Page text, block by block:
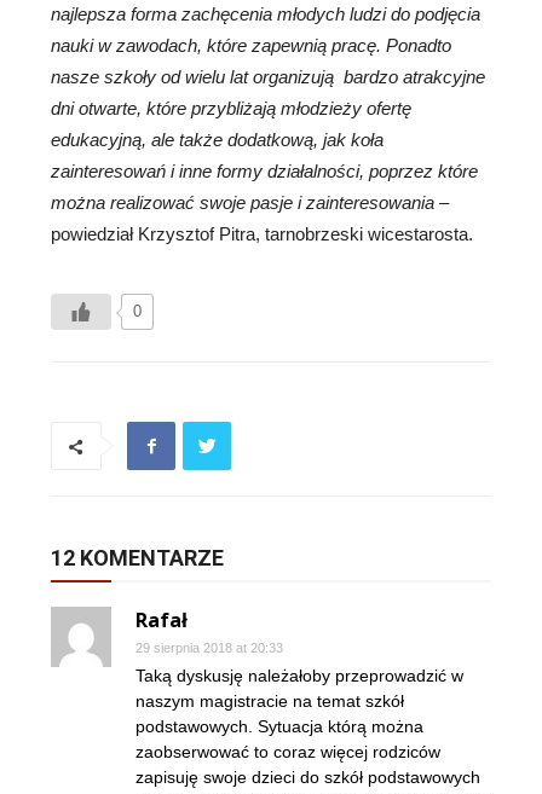
najlepsza forma zachęcenia młodych ludzi do podjęcia
nauki w zawodach, które zapewnią pracę. Ponadto
nasze szkoły od wielu lat organizują bardzo atrakcyjne
dni otwarte, które przybliżają młodzieży ofertę
edukacyjną, ale także dodatkową, jak koła
zainteresowań i inne formy działalności, poprzez które
można realizować swoje pasje i zainteresowania –
powiedział Krzysztof Pitra, tarnobrzeski wicestarosta.
0
12 KOMENTARZE
Rafał
29 sierpnia 2018 at 20:33
Taką dyskusję należałoby przeprowadzić w
naszym magistracie na temat szkół
podstawowych. Sytuacja którą można
zaobserwować to coraz więcej rodziców
zapisuję swoje dzieci do szkół podstawowych